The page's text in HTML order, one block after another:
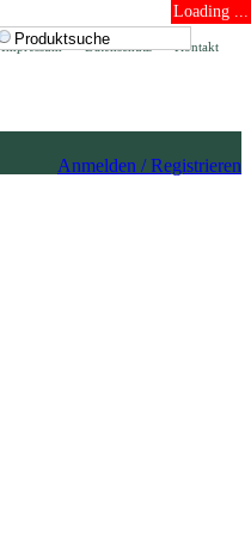
Loading ...
Kontakt
Datenschutz
Impressum
Anmelden / Registrieren